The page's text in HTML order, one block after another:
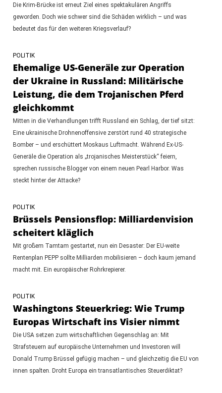
Die Krim-Brücke ist erneut Ziel eines spektakulären Angriffs
geworden. Doch wie schwer sind die Schäden wirklich – und was
bedeutet das für den weiteren Kriegsverlauf?
POLITIK
Ehemalige US-Generäle zur Operation
der Ukraine in Russland: Militärische
Leistung, die dem Trojanischen Pferd
gleichkommt
Mitten in die Verhandlungen trifft Russland ein Schlag, der tief sitzt:
Eine ukrainische Drohnenoffensive zerstört rund 40 strategische
Bomber – und erschüttert Moskaus Luftmacht. Während Ex-US-
Generäle die Operation als „trojanisches Meisterstück“ feiern,
sprechen russische Blogger von einem neuen Pearl Harbor. Was
steckt hinter der Attacke?
POLITIK
Brüssels Pensionsflop: Milliardenvision
scheitert kläglich
Mit großem Tamtam gestartet, nun ein Desaster: Der EU-weite
Rentenplan PEPP sollte Milliarden mobilisieren – doch kaum jemand
macht mit. Ein europäischer Rohrkrepierer.
POLITIK
Washingtons Steuerkrieg: Wie Trump
Europas Wirtschaft ins Visier nimmt
Die USA setzen zum wirtschaftlichen Gegenschlag an: Mit
Strafsteuern auf europäische Unternehmen und Investoren will
Donald Trump Brüssel gefügig machen – und gleichzeitig die EU von
innen spalten. Droht Europa ein transatlantisches Steuerdiktat?